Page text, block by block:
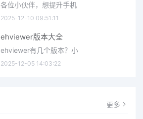
各位小伙伴，想提升手机
2025-12-10 09:51:11
ehviewer版本大全
ehviewer有几个版本？小
2025-12-05 14:03:22
更多